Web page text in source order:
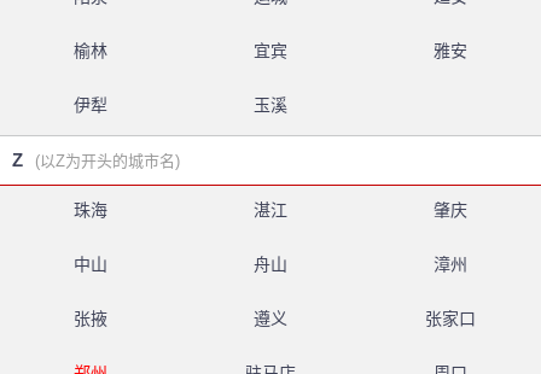
榆林 宜宾 雅安
伊犁 玉溪
Z (以Z为开头的城市名)
珠海 湛江 肇庆
中山 舟山 漳州
张掖 遵义 张家口